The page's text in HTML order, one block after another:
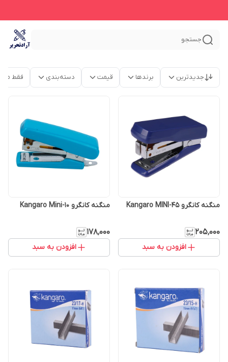
جستجو
جدیدترین برندها قیمت دسته‌بندی فقط
منگنه کانگرو Kangaro MINI-45
۲۰۵٬۰۰۰
افزودن به سبد
منگنه کانگرو Kangaro Mini-10
۱۷۸٬۰۰۰
افزودن به سبد